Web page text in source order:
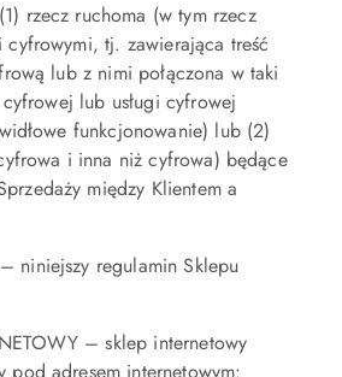
rzecz ruchoma (w tym rzecz
cyfrowymi, tj. zawierająca treść
lub z nimi połączona w taki
lub usługi cyfrowej
funkcjonowanie) lub (2)
i inna niż cyfrowa) będące
między Klientem a
niniejszy regulamin Sklepu
– sklep internetowy